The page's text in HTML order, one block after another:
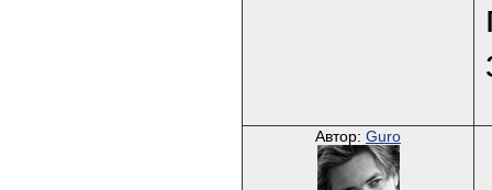
Автор: Guro